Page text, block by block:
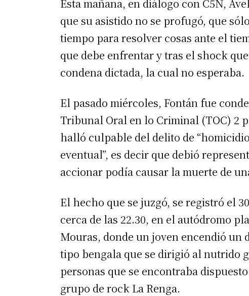
Esta mañana, en diálogo con C5N,
que su asistido no se profugó, que
tiempo para resolver cosas ante el
que debe enfrentar y tras el shock
condena dictada, la cual no esperaba.
El pasado miércoles, Fontán fue
Tribunal Oral en lo Criminal (TOC) 2
halló culpable del delito de
eventual”, es decir que debió
accionar podía causar la muerte de
El hecho que se juzgó, se registró el
cerca de las 22.30, en el autódromo
Mouras, donde un joven encendió un
tipo bengala que se dirigió al nutrido
personas que se encontraba
grupo de rock La Renga.